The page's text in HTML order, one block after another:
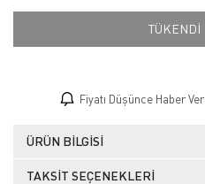
TÜKENDİ
Fiyatı Düşünce Haber Ver
ÜRÜN BILGISI
TAKSIT SEÇENEKLERI